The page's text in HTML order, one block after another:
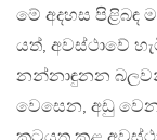
මේ අදහස පිළිබඳ
යත්, අවස්ථාවේ
නන්නාඳුනන
වෙසෙන, අඩු